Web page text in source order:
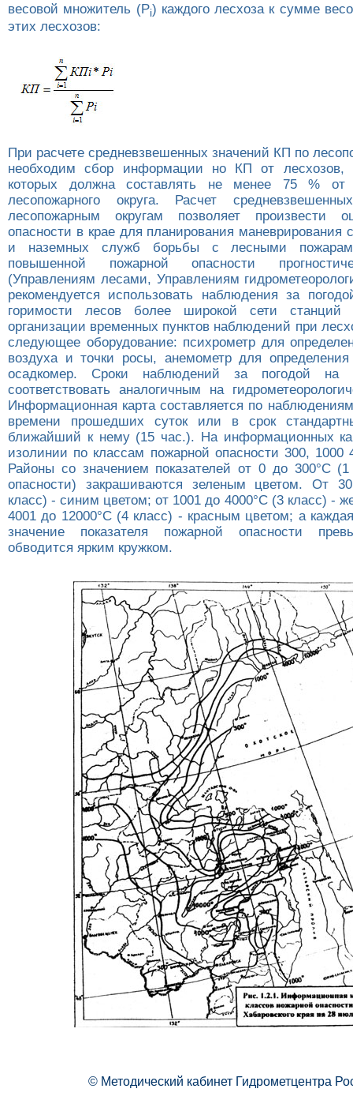
весовой множитель (Рi) каждого лесхоза к сумме
этих лесхозов:
При расчете средневзвешенных значений КП по
необходим сбор информации но КП от лесхозов,
которых должна составлять не менее 75 % от
лесопожарного округа. Расчет
лесопожарным округам позволяет произвести
опасности в крае для планирования маневрирования
и наземных служб борьбы с лесными
повышенной пожарной опасности
(Управлениям лесами, Управлениям
рекомендуется использовать наблюдения за
горимости лесов более широкой сети
организации временных пунктов наблюдений при
следующее оборудование: психрометр для
воздуха и точки росы, анемометр для определения
осадкомер. Сроки наблюдений за погодой на
соответствовать аналогичным на
Информационная карта составляется по
времени прошедших суток или в срок
ближайший к нему (15 час.). На информационных
изолинии по классам пожарной опасности 300, 1000
Районы со значением показателей от 0 до 300°С
опасности) закрашиваются зеленым цветом. От
класс) - синим цветом; от 1001 до 4000°С (3 класс) -
4001 до 12000°С (4 класс) - красным цветом; а
значение показателя пожарной опасности
обводится ярким кружком.
© Методический кабинет Гидрометцентра